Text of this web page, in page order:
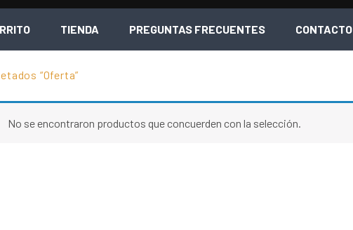
TIENDA PREGUNTAS FRECUENTES CONTACTO
“oferta”
No se encontraron productos que concuerden con la selección.